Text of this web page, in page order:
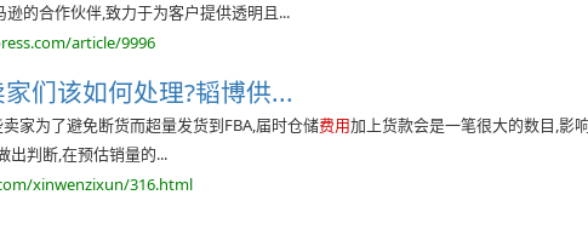
的合作伙伴,致力于为客户提供透明且...
article/9996
们该如何处理?韬博供...
家为了避免断货而超量发货到FBA,届时仓储费用加上货款会是一笔很大的数目,影
出判断,在预估销量的...
xinwenzixun/316.html